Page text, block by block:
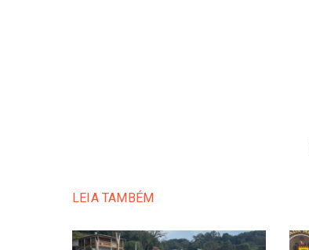
LEIA TAMBÉM